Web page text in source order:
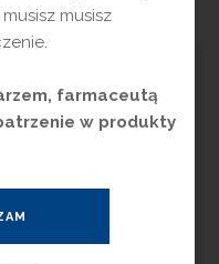
Polaków, czyli
sięga po
w
musisz
farmaceutą
w produkty